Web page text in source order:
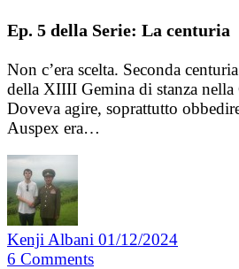
Ep. 5 della Serie: La centuria
Non c’era scelta. Seconda
della XIIII Gemina di stanza nella
Doveva agire, soprattutto
Auspex era…
Kenji Albani 01/12/2024
6 Comments